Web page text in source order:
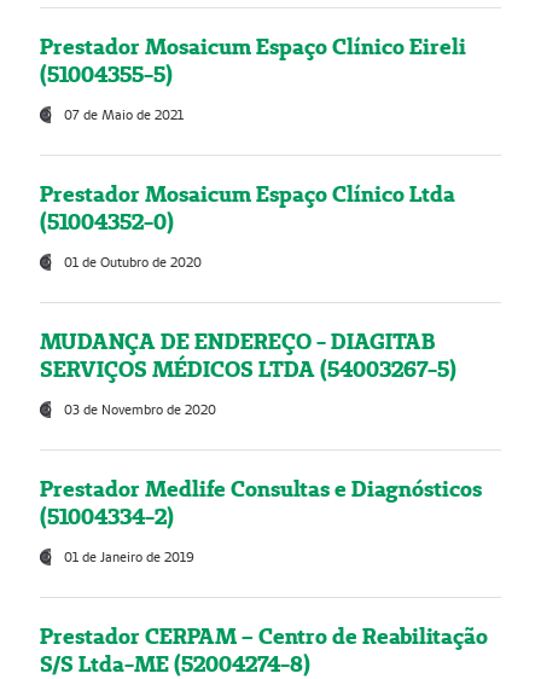
Prestador Mosaicum Espaço Clínico Eireli
(51004355-5)
07 de Maio de 2021
Prestador Mosaicum Espaço Clínico Ltda
(51004352-0)
01 de Outubro de 2020
MUDANÇA DE ENDEREÇO - DIAGITAB
SERVIÇOS MÉDICOS LTDA (54003267-5)
03 de Novembro de 2020
Prestador Medlife Consultas e Diagnósticos
(51004334-2)
01 de Janeiro de 2019
Prestador CERPAM – Centro de Reabilitação
S/S Ltda-ME (52004274-8)